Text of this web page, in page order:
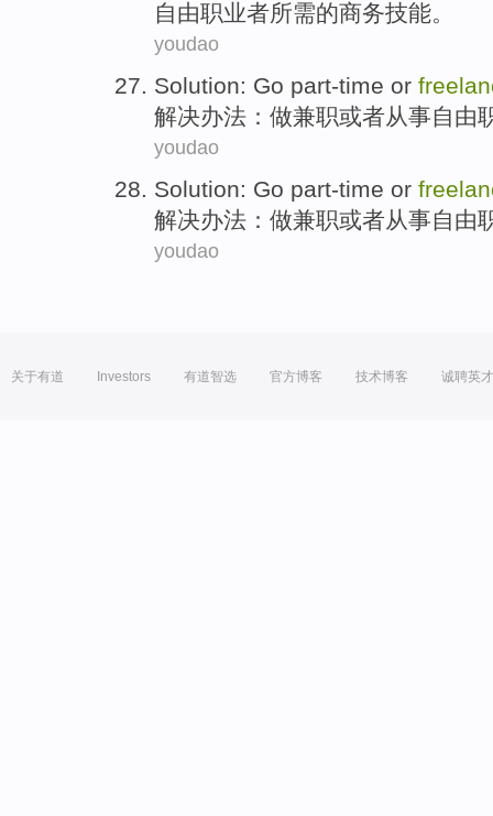
自由职业者所需的商务技能。
youdao
Solution: Go part-time or
解决办法 ： 做兼职或者从事自由
youdao
Solution: Go part-time or
解决办法 ： 做兼职或者从事自由
youdao
关于有道 Investors 有道智选 官方博客 技术博客 诚聘英才